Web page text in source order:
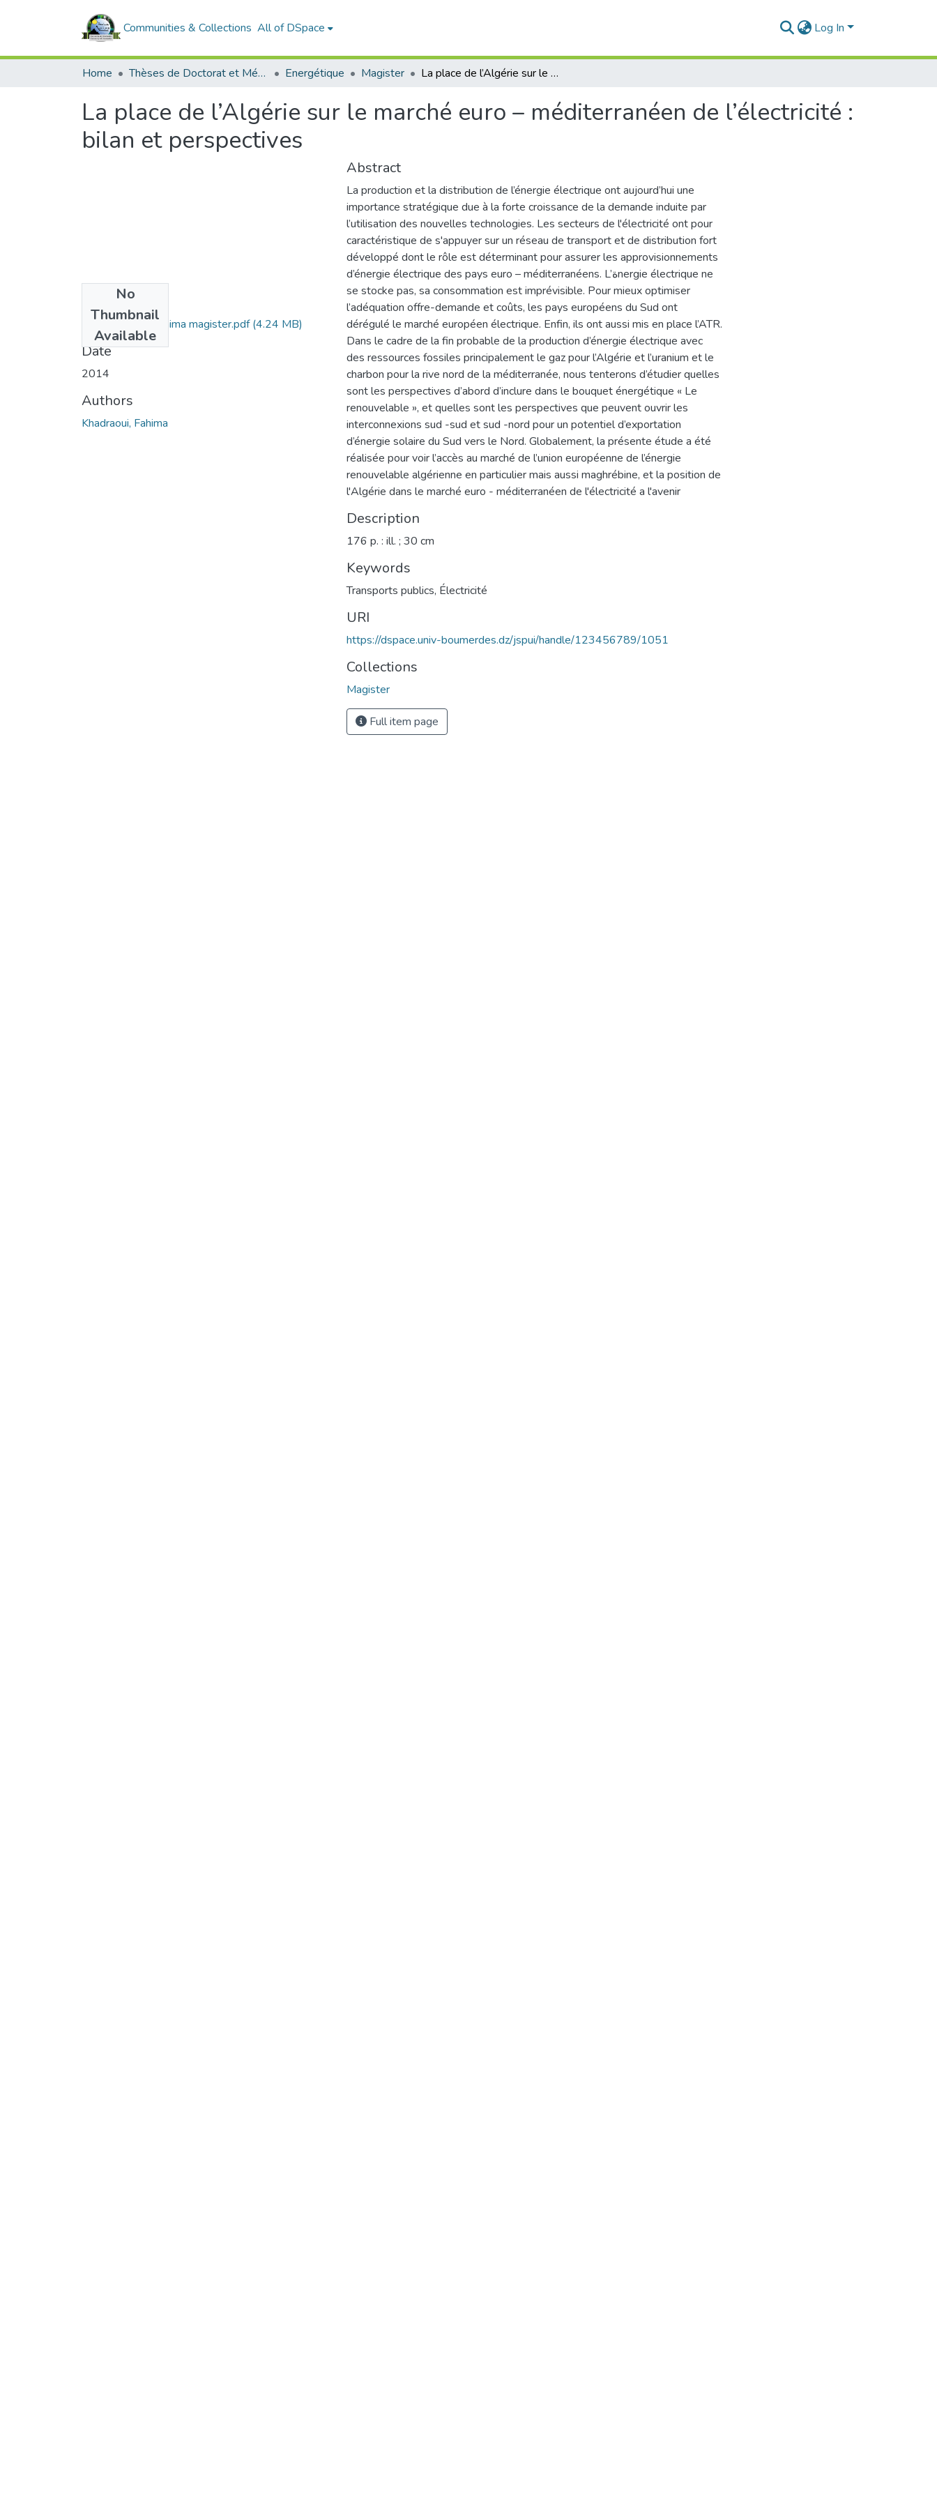
Communities & Collections All of DSpace Log In
Home Thèses de Doctorat et Mémoires de Magister Energétique Magister La place de l’Algérie sur le marché euro – méditerranéen de l’électricité : bilan et perspectives
La place de l’Algérie sur le marché euro – méditerranéen de l’électricité :
bilan et perspectives
No
Thumbnail
Available
KHADRAOUI Fahima magister.pdf(4.24 MB)
Date
2014
Authors
Khadraoui, Fahima
Abstract
La production et la distribution de l’énergie électrique ont aujourd’hui une
importance stratégique due à la forte croissance de la demande induite par
l’utilisation des nouvelles technologies. Les secteurs de l'électricité ont pour
caractéristique de s'appuyer sur un réseau de transport et de distribution fort
développé dont le rôle est déterminant pour assurer les approvisionnements
d’énergie électrique des pays euro – méditerranéens. L’ةnergie électrique ne
se stocke pas, sa consommation est imprévisible. Pour mieux optimiser
l’adéquation offre-demande et coûts, les pays européens du Sud ont
dérégulé le marché européen électrique. Enfin, ils ont aussi mis en place l’ATR.
Dans le cadre de la fin probable de la production d’énergie électrique avec
des ressources fossiles principalement le gaz pour l’Algérie et l’uranium et le
charbon pour la rive nord de la méditerranée, nous tenterons d’étudier quelles
sont les perspectives d’abord d’inclure dans le bouquet énergétique « Le
renouvelable », et quelles sont les perspectives que peuvent ouvrir les
interconnexions sud -sud et sud -nord pour un potentiel d’exportation
d’énergie solaire du Sud vers le Nord. Globalement, la présente étude a été
réalisée pour voir l’accès au marché de l’union européenne de l’énergie
renouvelable algérienne en particulier mais aussi maghrébine, et la position de
l'Algérie dans le marché euro - méditerranéen de l'électricité a l'avenir
Description
176 p. : ill. ; 30 cm
Keywords
Transports publics, Électricité
URI
https://dspace.univ-boumerdes.dz/jspui/handle/123456789/1051
Collections
Magister
Full item page